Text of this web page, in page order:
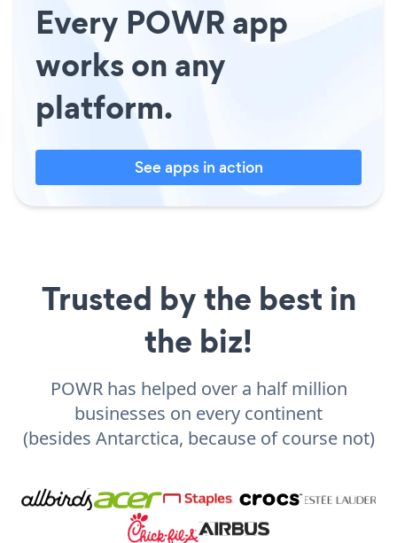
Every POWR app
works on any
platform.
See apps in action
Trusted by the best in
the biz!
POWR has helped over a half million
businesses on every continent
(besides Antarctica, because of course not)